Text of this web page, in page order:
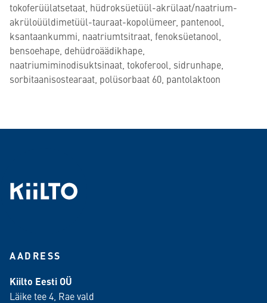
tokoferüülatsetaat, hüdroksüetüül-akrülaat/naatrium-
akrüloüüldimetüül-tauraat-kopolümeer, pantenool,
ksantaankummi, naatriumtsitraat, fenoksüetanool,
bensoehape, dehüdroäädikhape,
naatriumiminodisuktsinaat, tokoferool, sidrunhape,
sorbitaanisostearaat, polüsorbaat 60, pantolaktoon
AADRESS
Kiilto Eesti OÜ
Läike tee 4, Rae vald